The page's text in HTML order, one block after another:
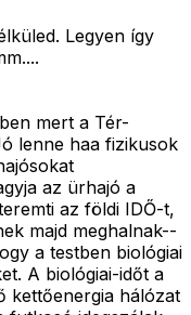
Legyen így
mert a Tér-
lenne haa fizikusok
az ürhajó a
az földi IDŐ-t,
majd meghalnak--
a testben biológiai
A biológiai-időt a
kettőenergia hálózat